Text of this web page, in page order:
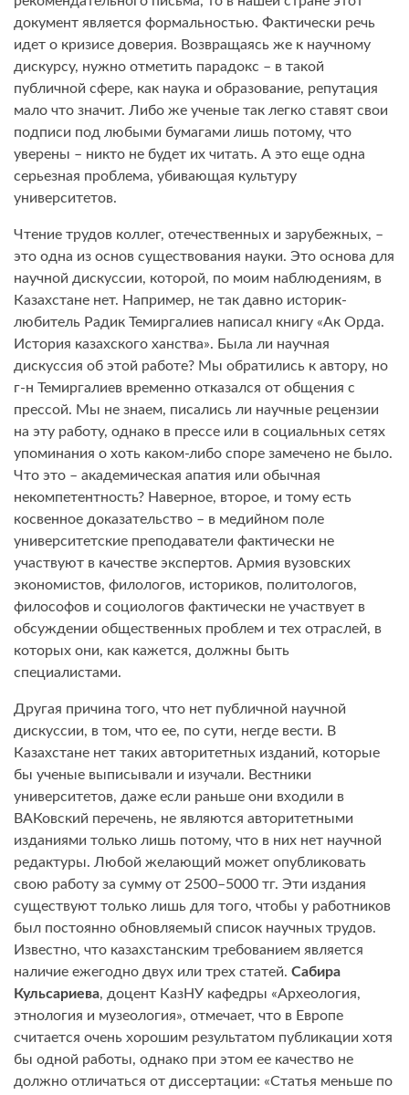
документ является формальностью. Фактически речь
идет о кризисе доверия. Возвращаясь же к научному
дискурсу, нужно отметить парадокс – в такой
публичной сфере, как наука и образование, репутация
мало что значит. Либо же ученые так легко ставят свои
подписи под любыми бумагами лишь потому, что
уверены – никто не будет их читать. А это еще одна
серьезная проблема, убивающая культуру
университетов.
Чтение трудов коллег, отечественных и зарубежных, –
это одна из основ существования науки. Это основа для
научной дискуссии, которой, по моим наблюдениям, в
Казахстане нет. Например, не так давно историк-
любитель Радик Темиргалиев написал книгу «Ак Орда.
История казахского ханства». Была ли научная
дискуссия об этой работе? Мы обратились к автору, но
г-н Темиргалиев временно отказался от общения с
прессой. Мы не знаем, писались ли научные рецензии
на эту работу, однако в прессе или в социальных сетях
упоминания о хоть каком-либо споре замечено не было.
Что это – академическая апатия или обычная
некомпетентность? Наверное, второе, и тому есть
косвенное доказательство – в медийном поле
университетские преподаватели фактически не
участвуют в качестве экспертов. Армия вузовских
экономистов, филологов, историков, политологов,
философов и социологов фактически не участвует в
обсуждении общественных проблем и тех отраслей, в
которых они, как кажется, должны быть
специалистами.
Другая причина того, что нет публичной научной
дискуссии, в том, что ее, по сути, негде вести. В
Казахстане нет таких авторитетных изданий, которые
бы ученые выписывали и изучали. Вестники
университетов, даже если раньше они входили в
ВАКовский перечень, не являются авторитетными
изданиями только лишь потому, что в них нет научной
редактуры. Любой желающий может опубликовать
свою работу за сумму от 2500–5000 тг. Эти издания
существуют только лишь для того, чтобы у работников
был постоянно обновляемый список научных трудов.
Известно, что казахстанским требованием является
наличие ежегодно двух или трех статей. Сабира
Кульсариева, доцент КазНУ кафедры «Археология,
этнология и музеология», отмечает, что в Европе
считается очень хорошим результатом публикации хотя
бы одной работы, однако при этом ее качество не
должно отличаться от диссертации: «Статья меньше по